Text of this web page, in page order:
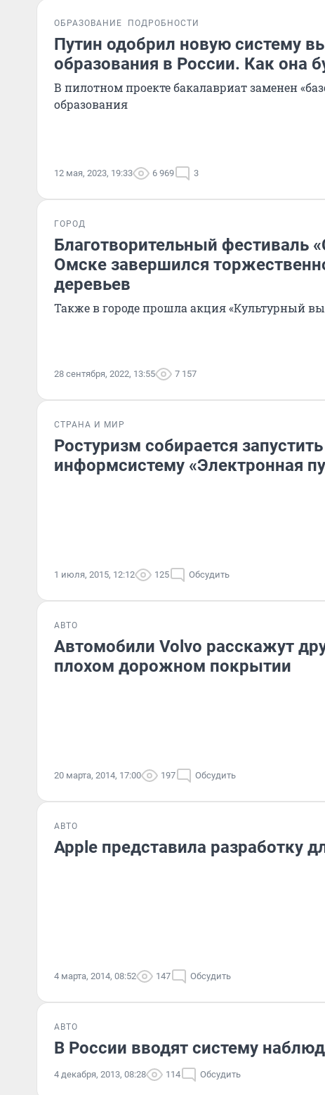
ОБРАЗОВАНИЕ ПОДРОБНОСТИ
Путин одобрил новую систему
образования в России. Как она
В пилотном проекте бакалавриат заменен
образования
12 мая, 2023, 19:33 6 969 3
ГОРОД
Благотворительный фестиваль
Омске завершился
деревьев
Также в городе прошла акция «Культурный
28 сентября, 2022, 13:55 7 157
СТРАНА И МИР
Ростуризм собирается запустить
информсистему «Электронная
1 июля, 2015, 12:12 125 Обсудить
АВТО
Автомобили Volvo расскажут
плохом дорожном покрытии
20 марта, 2014, 17:00 197 Обсудить
АВТО
Apple представила разработку
4 марта, 2014, 08:52 147 Обсудить
АВТО
В России вводят систему
4 декабря, 2013, 08:28 114 Обсудить